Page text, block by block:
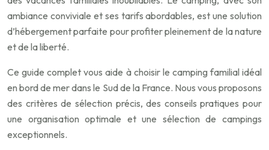
ambiance conviviale et ses tarifs abordables, est une solution
d’hébergement parfaite pour profiter pleinement de la nature
et de la liberté.
Ce guide complet vous aide à choisir le camping familial idéal
en bord de mer dans le Sud de la France. Nous vous proposons
des critères de sélection précis, des conseils pratiques pour
une organisation optimale et une sélection de campings
exceptionnels.